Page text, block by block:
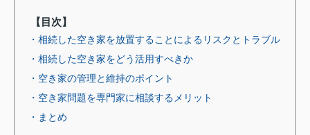
【目次】
・相続した空き家を放置することによるリスクとトラブル
・相続した空き家をどう活用すべきか
・空き家の管理と維持のポイント
・空き家問題を専門家に相談するメリット
・まとめ